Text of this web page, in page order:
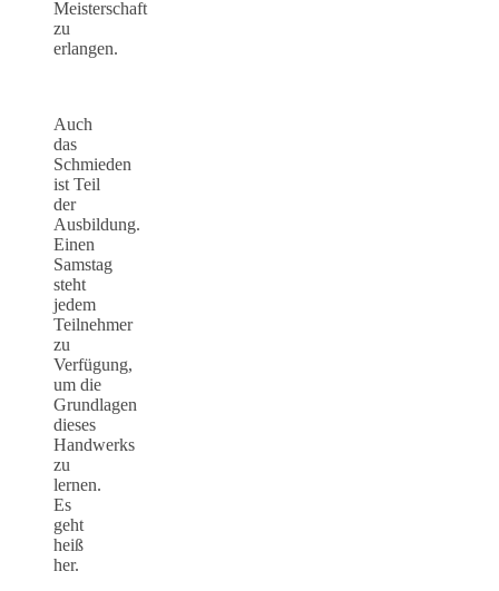
Meisterschaft
zu
erlangen.
Auch
das
Schmieden
ist Teil
der
Ausbildung.
Einen
Samstag
steht
jedem
Teilnehmer
zu
Verfügung,
um die
Grundlagen
dieses
Handwerks
zu
lernen.
Es
geht
heiß
her.